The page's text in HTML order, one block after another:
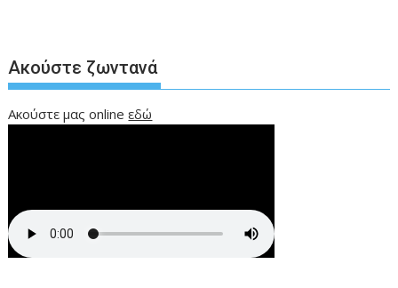
Ακούστε ζωντανά
Ακούστε μας onlineεδώ